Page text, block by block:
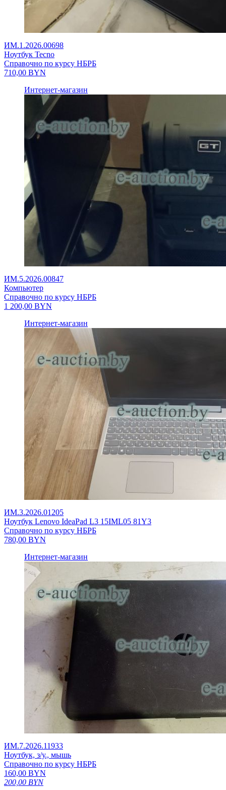
ИМ.1.2026.00698
Ноутбук Tecno
Справочно по курсу НБРБ
710,00 BYN
Интернет-магазин
ИМ.5.2026.00847
Компьютер
Справочно по курсу НБРБ
1 200,00 BYN
Интернет-магазин
ИМ.3.2026.01205
Ноутбук Lenovo IdeaPad L3 15IML05 81Y3
Справочно по курсу НБРБ
780,00 BYN
Интернет-магазин
ИМ.7.2026.11933
Ноутбук, з/у., мышь
Справочно по курсу НБРБ
160,00 BYN
200,00 BYN